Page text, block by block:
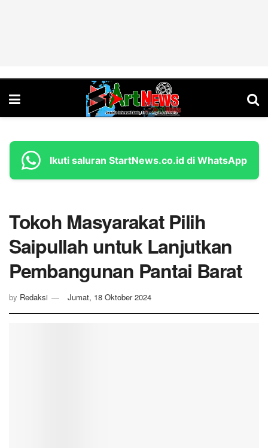
Ikuti saluran StartNews.co.id di WhatsApp
Tokoh Masyarakat Pilih
Saipullah untuk Lanjutkan
Pembangunan Pantai Barat
by Redaksi Jumat, 18 Oktober 2024